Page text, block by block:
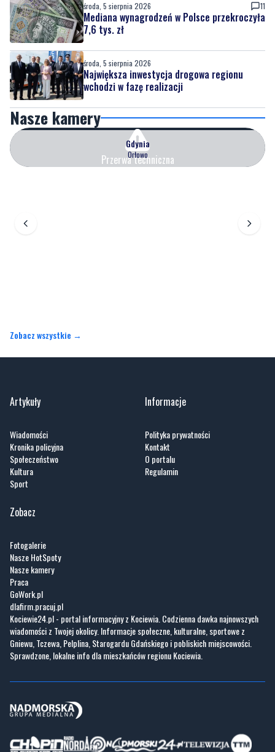
środa, 5 sierpnia 2026 11
Mediana wynagrodzeń w Polsce przekroczyła
7,6 tys. zł
środa, 5 sierpnia 2026
Największa inwestycja drogowa regionu
wchodzi w fazę realizacji
Nasze kamery
Przerwa techniczna
Gdynia
Orłowo
Zobacz wszystkie →
Artykuły
Wiadomości
Kronika policyjna
Społeczeństwo
Kultura
Sport
Informacje
Polityka prywatności
Kontakt
O portalu
Regulamin
Zobacz
Fotogalerie
Nasze HotSpoty
Nasze kamery
Praca
GoWork.pl
dlafirm.pracuj.pl
Kociewie24.pl - portal informacyjny z Kociewia. Codzienna dawka najnowszych
wiadomości z Twojej okolicy. Informacje społeczne, kulturalne, sportowe z
Gniewu, Tczewa, Pelplina, Starogardu Gdańskiego i pobliskich miejscowości.
Sprawdzone, lokalne info dla mieszkańców regionu Kociewia.